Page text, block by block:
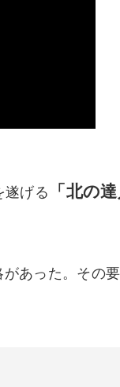
げる
「北の
あった。その